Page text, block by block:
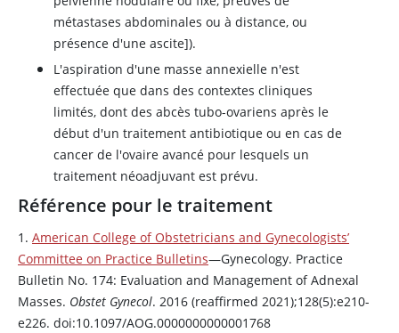
métastases abdominales ou à distance, ou
présence d'une ascite]).
L'aspiration d'une masse annexielle n'est
effectuée que dans des contextes cliniques
limités, dont des abcès tubo-ovariens après le
début d'un traitement antibiotique ou en cas de
cancer de l'ovaire avancé pour lesquels un
traitement néoadjuvant est prévu.
Référence pour le traitement
1. American College of Obstetricians and Gynecologists’
Committee on Practice Bulletins—Gynecology. Practice
Bulletin No. 174: Evaluation and Management of Adnexal
Masses. Obstet Gynecol. 2016 (reaffirmed 2021);128(5):e210-
e226. doi:10.1097/AOG.0000000000001768